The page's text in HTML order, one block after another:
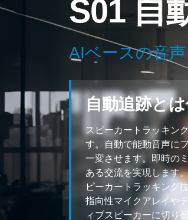
S01 自
AIベースの音
自動追跡と
スピーカートラッキン
す。自動で能動音声に
一変させます。即時の
ある交流を実現します
ピーカートラッキング
指向性マイクアレイや
ィブスピーカーに切り